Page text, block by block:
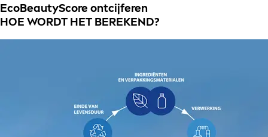
EcoBeautyScore ontcijferen
HOE WORDT HET BEREKEND?